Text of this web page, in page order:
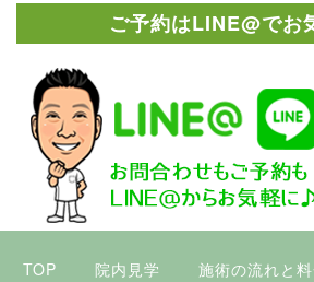
ご予約はLINE@でお
TOP 院内見学 施術の流れと